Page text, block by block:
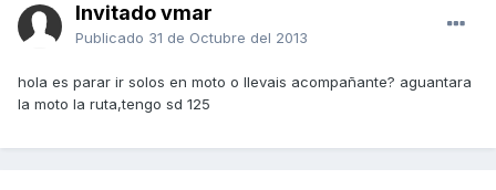
Invitado vmar
Publicado 31 de Octubre del 2013
hola es parar ir solos en moto o llevais acompañante? aguantara
la moto la ruta,tengo sd 125